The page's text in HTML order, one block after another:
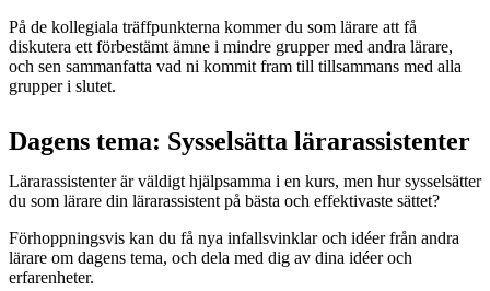
På de kollegiala träffpunkterna kommer du som lärare att få
diskutera ett förbestämt ämne i mindre grupper med andra lärare,
och sen sammanfatta vad ni kommit fram till tillsammans med alla
grupper i slutet.
Dagens tema: Sysselsätta lärarassistenter
Lärarassistenter är väldigt hjälpsamma i en kurs, men hur sysselsätter
du som lärare din lärarassistent på bästa och effektivaste sättet?
Förhoppningsvis kan du få nya infallsvinklar och idéer från andra
lärare om dagens tema, och dela med dig av dina idéer och
erfarenheter.